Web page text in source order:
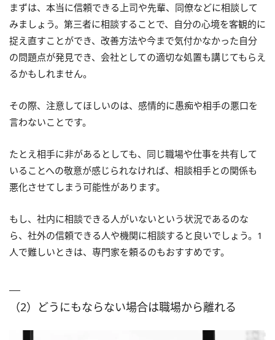
まずは、本当に信頼できる上司や先輩、同僚などに相談して
みましょう。第三者に相談することで、自分の心境を客観的に
捉え直すことができ、改善方法や今まで気付かなかった自分
の問題点が発見でき、会社としての適切な処置も講じてもらえ
るかもしれません。
その際、注意してほしいのは、感情的に愚痴や相手の悪口を
言わないことです。
たとえ相手に非があるとしても、同じ職場や仕事を共有して
いることへの敬意が感じられなければ、相談相手との関係も
悪化させてしまう可能性があります。
もし、社内に相談できる人がいないという状況であるのな
ら、社外の信頼できる人や機関に相談すると良いでしょう。1
人で難しいときは、専門家を頼るのもおすすめです。
（2）どうにもならない場合は職場から離れる